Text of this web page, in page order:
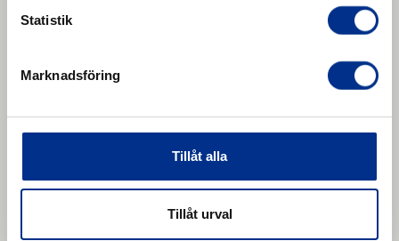
Statistik
Marknadsföring
Tillåt alla
Tillåt urval
Repair fabric EP 100
Reparationsväv med CN-skikt på båda sidorna.